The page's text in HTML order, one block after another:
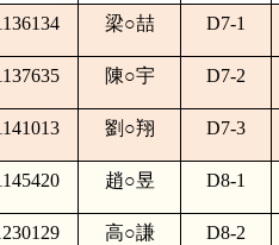
梁○喆 D7-1
陳○宇 D7-2
劉 ○翔 D7-3
趙○昱 D8-1
高○謙 D8-2